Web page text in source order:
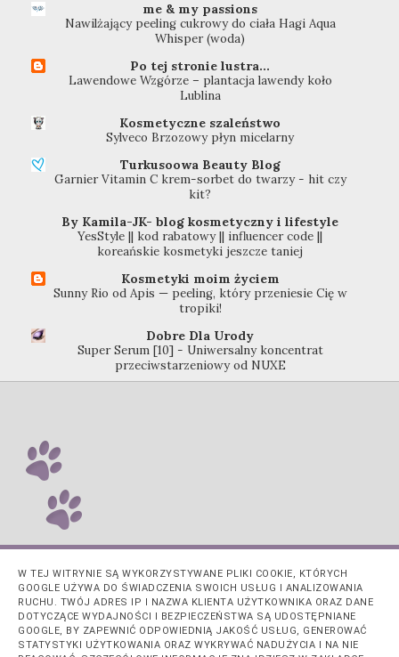
me & my passions
Nawilżający peeling cukrowy do ciała Hagi Aqua
Whisper (woda)
Po tej stronie lustra...
Lawendowe Wzgórze – plantacja lawendy koło
Lublina
Kosmetyczne szaleństwo
Sylveco Brzozowy płyn micelarny
Turkusoowa Beauty Blog
Garnier Vitamin C krem-sorbet do twarzy - hit czy
kit?
By Kamila-JK- blog kosmetyczny i lifestyle
YesStyle || kod rabatowy || influencer code ||
koreańskie kosmetyki jeszcze taniej
Kosmetyki moim życiem
Sunny Rio od Apis — peeling, który przeniesie Cię w
tropiki!
Dobre Dla Urody
Super Serum [10] - Uniwersalny koncentrat
przeciwstarzeniowy od NUXE
W TEJ WITRYNIE SĄ WYKORZYSTYWANE PLIKI COOKIE, KTÓRYCH
GOOGLE UŻYWA DO ŚWIADCZENIA SWOICH USŁUG I ANALIZOWANIA
RUCHU. TWÓJ ADRES IP I NAZWA KLIENTA UŻYTKOWNIKA ORAZ DANE
DOTYCZĄCE WYDAJNOŚCI I BEZPIECZEŃSTWA SĄ UDOSTĘPNIANE
GOOGLE, BY ZAPEWNIĆ ODPOWIEDNIĄ JAKOŚĆ USŁUG, GENEROWAĆ
STATYSTYKI UŻYTKOWANIA ORAZ WYKRYWAĆ NADUŻYCIA I NA NIE